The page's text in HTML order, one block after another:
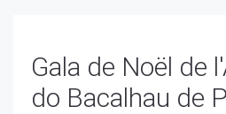
Gala de Noël de
do Bacalhau de